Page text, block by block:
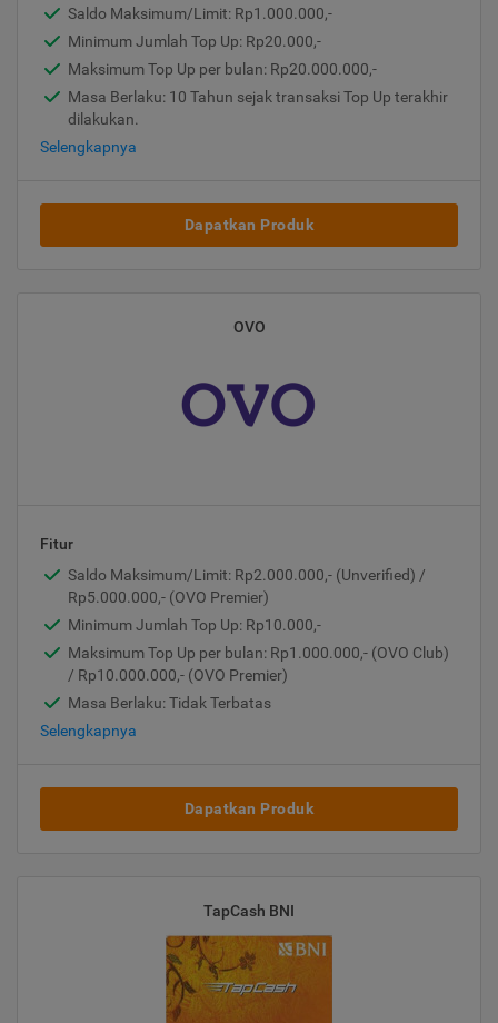
Saldo Maksimum/Limit: Rp1.000.000,-
Minimum Jumlah Top Up: Rp20.000,-
Maksimum Top Up per bulan: Rp20.000.000,-
Masa Berlaku: 10 Tahun sejak transaksi Top Up terakhir
dilakukan.
Selengkapnya
Dapatkan Produk
OVO
Fitur
Saldo Maksimum/Limit: Rp2.000.000,- (Unverified) /
Rp5.000.000,- (OVO Premier)
Minimum Jumlah Top Up: Rp10.000,-
Maksimum Top Up per bulan: Rp1.000.000,- (OVO Club)
/ Rp10.000.000,- (OVO Premier)
Masa Berlaku: Tidak Terbatas
Selengkapnya
Dapatkan Produk
TapCash BNI